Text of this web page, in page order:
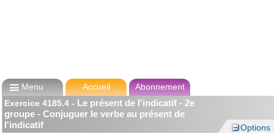
Menu Accueil
Abonnement
Exercice 4185.4 - Le présent de l'indicatif - 2e
groupe - Conjuguer le verbe au présent de
l'indicatif
Options